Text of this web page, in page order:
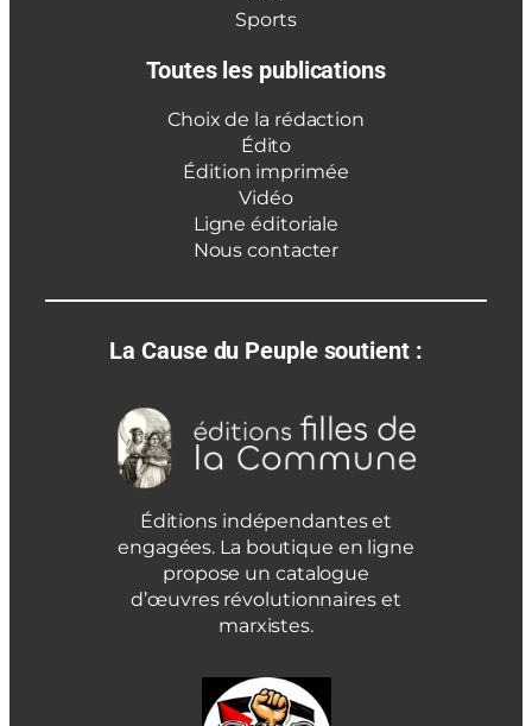
Sports
Toutes les publications
Choix de la rédaction
Édito
Édition imprimée
Vidéo
Ligne éditoriale
Nous contacter
La Cause du Peuple soutient :
Éditions indépendantes et
engagées. La boutique en ligne
propose un catalogue
d’œuvres révolutionnaires et
marxistes.